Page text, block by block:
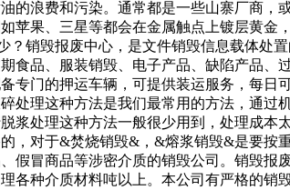
的浪费和污染。通常都是一些山寨厂商
苹果、三星等都会在金属触点上镀层黄金
？销毁报废中心，是文件销毁信息载体处
食品、服装销毁、电子产品、缺陷产品
专门的押运车辆，可提供装运服务，每
处理这种方法是我们最常用的方法，通过
浆处理这种方法一般很少用到，处理成
，对于&焚烧销毁&，&熔浆销毁&是要按
假冒商品等涉密介质的销毁公司。销毁
各种介质材料吨以上。本公司有严格的